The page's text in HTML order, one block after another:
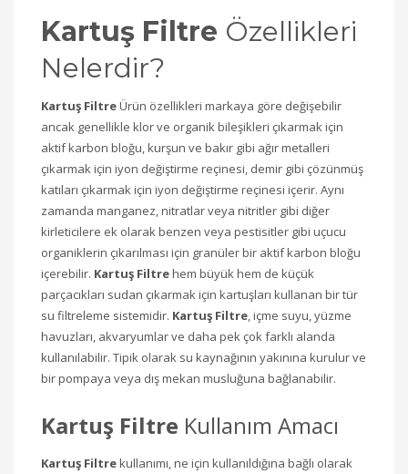
Kartuş Filtre Özellikleri
Nelerdir?
Kartuş FiltreÜrün özellikleri markaya göre değişebilir
ancak genellikle klor ve organik bileşikleri çıkarmak için
aktif karbon bloğu, kurşun ve bakır gibi ağır metalleri
çıkarmak için iyon değiştirme reçinesi, demir gibi çözünmüş
katıları çıkarmak için iyon değiştirme reçinesi içerir. Aynı
zamanda manganez, nitratlar veya nitritler gibi diğer
kirleticilere ek olarak benzen veya pestisitler gibi uçucu
organiklerin çıkarılması için granüler bir aktif karbon bloğu
içerebilir. Kartuş Filtrehem büyük hem de küçük
parçacıkları sudan çıkarmak için kartuşları kullanan bir tür
su filtreleme sistemidir. Kartuş Filtre, içme suyu, yüzme
havuzları, akvaryumlar ve daha pek çok farklı alanda
kullanılabilir. Tipik olarak su kaynağının yakınına kurulur ve
bir pompaya veya dış mekan musluğuna bağlanabilir.
Kartuş Filtre Kullanım Amacı
Kartuş Filtrekullanımı, ne için kullanıldığına bağlı olarak